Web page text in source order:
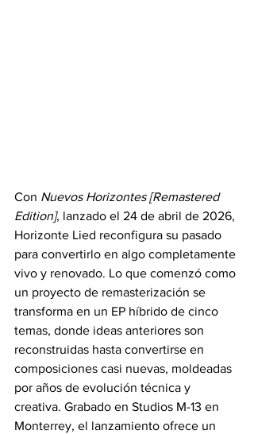
Con Nuevos Horizontes [Remastered
Edition], lanzado el 24 de abril de 2026,
Horizonte Lied reconfigura su pasado
para convertirlo en algo completamente
vivo y renovado. Lo que comenzó como
un proyecto de remasterización se
transforma en un EP híbrido de cinco
temas, donde ideas anteriores son
reconstruidas hasta convertirse en
composiciones casi nuevas, moldeadas
por años de evolución técnica y
creativa. Grabado en Studios M-13 en
Monterrey, el lanzamiento ofrece un